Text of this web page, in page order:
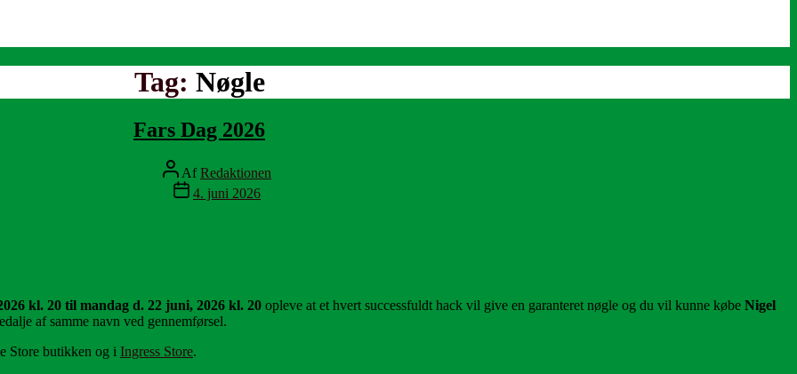
Tag: Nøgle
Fars Dag 2026
Indlægsforfatter
AfRedaktionen
Indlægsdato
4. juni 2026
kl. 20 til mandag d. 22 juni, 2026 kl. 20 opleve at et hvert successfuldt hack vil give en garanteret nøgle og du vil kunne købe Nigel
af samme navn ved gennemførsel.
Store butikken og i Ingress Store.